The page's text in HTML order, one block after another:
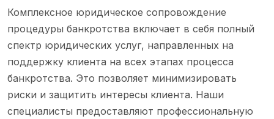
Комплексное юридическое сопровождение
процедуры банкротства включает в себя полный
спектр юридических услуг, направленных на
поддержку клиента на всех этапах процесса
банкротства. Это позволяет минимизировать
риски и защитить интересы клиента. Наши
специалисты предоставляют профессиональную